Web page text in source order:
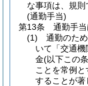
な事項は、規則
(通勤手当)
第13条
通勤手当
(1)
通勤のた
いて「交通
金(以下この
ことを常例と
することが